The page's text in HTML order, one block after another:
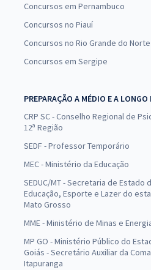
Concursos em Pernambuco
Concursos no Piauí
Concursos no Rio Grande do Norte
Concursos em Sergipe
PREPARAÇÃO A MÉDIO E A LONGO
CRP SC - Conselho Regional de
12ª Região
SEDF - Professor Temporário
MEC - Ministério da Educação
SEDUC/MT - Secretaria de Estado
Educação, Esporte e Lazer do
Mato Grosso
MME - Ministério de Minas e
MP GO - Ministério Público do
Goiás - Secretário Auxiliar da
Itapuranga